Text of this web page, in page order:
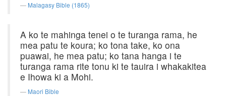
Malagasy Bible (1865)
A ko te mahinga tenei o te turanga rama, he
mea patu te koura; ko tona take, ko ona
puawai, he mea patu; ko tana hanga i te
turanga rama rite tonu ki te tauira i whakakitea
e Ihowa ki a Mohi.
Maori Bible